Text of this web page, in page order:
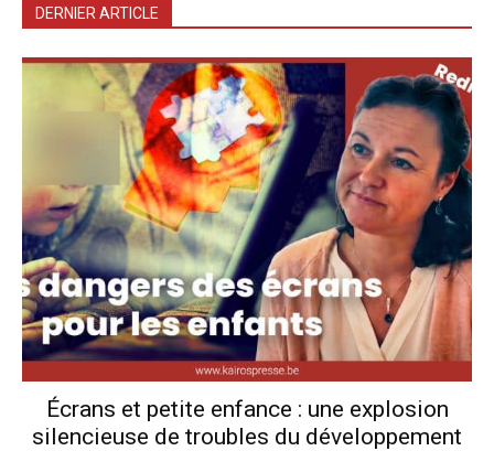
DERNIER ARTICLE
Écrans et petite enfance : une explosion
silencieuse de troubles du développement